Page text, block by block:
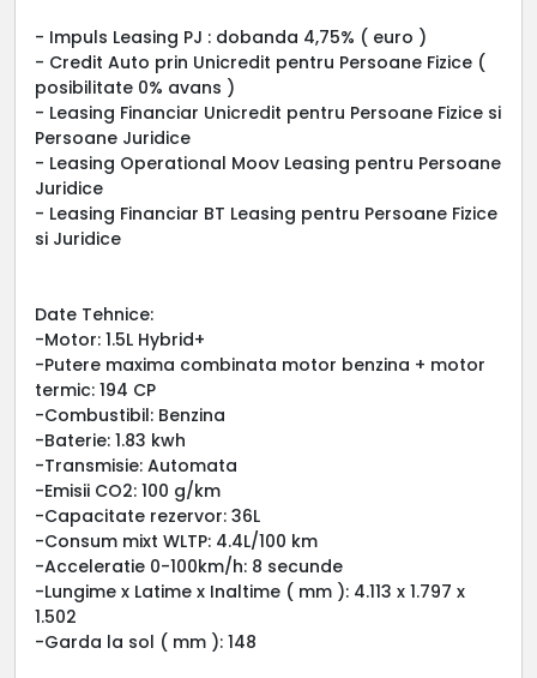
- Impuls Leasing PJ : dobanda 4,75% ( euro )
- Credit Auto prin Unicredit pentru Persoane Fizice (
posibilitate 0% avans )
- Leasing Financiar Unicredit pentru Persoane Fizice si
Persoane Juridice
- Leasing Operational Moov Leasing pentru Persoane
Juridice
- Leasing Financiar BT Leasing pentru Persoane Fizice
si Juridice
Date Tehnice:
-Motor: 1.5L Hybrid+
-Putere maxima combinata motor benzina + motor
termic: 194 CP
-Combustibil: Benzina
-Baterie: 1.83 kwh
-Transmisie: Automata
-Emisii CO2: 100 g/km
-Capacitate rezervor: 36L
-Consum mixt WLTP: 4.4L/100 km
-Acceleratie 0-100km/h: 8 secunde
-Lungime x Latime x Inaltime ( mm ): 4.113 x 1.797 x
1.502
-Garda la sol ( mm ): 148